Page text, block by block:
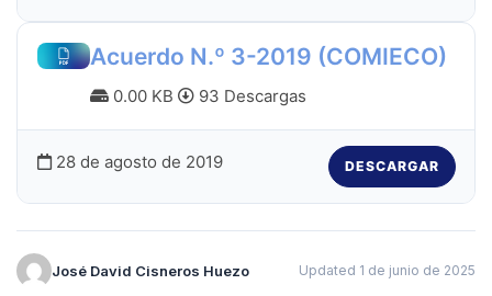
Acuerdo N.º 3-2019 (COMIECO)
0.00 KB 93 Descargas
28 de agosto de 2019 DESCARGAR
José David Cisneros Huezo Updated 1 de junio de 2025